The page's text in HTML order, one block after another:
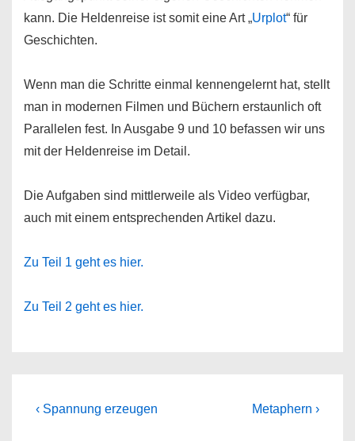
kann. Die Heldenreise ist somit eine Art „Urplot“ für
Geschichten.
Wenn man die Schritte einmal kennengelernt hat, stellt
man in modernen Filmen und Büchern erstaunlich oft
Parallelen fest. In Ausgabe 9 und 10 befassen wir uns
mit der Heldenreise im Detail.
Die Aufgaben sind mittlerweile als Video verfügbar,
auch mit einem entsprechenden Artikel dazu.
Zu Teil 1 geht es hier.
Zu Teil 2 geht es hier.
Beitragsnavigation
Vorheriger
‹ Spannung erzeugen
Nächster
Metaphern ›